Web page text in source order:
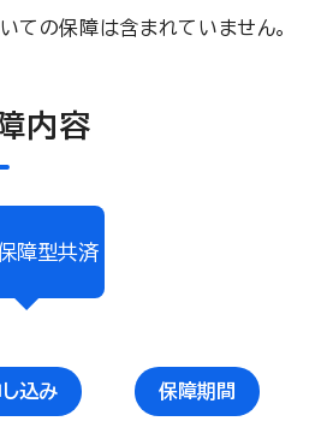
ての保障は含まれていません。
内容
障型共済
込み 保障期間